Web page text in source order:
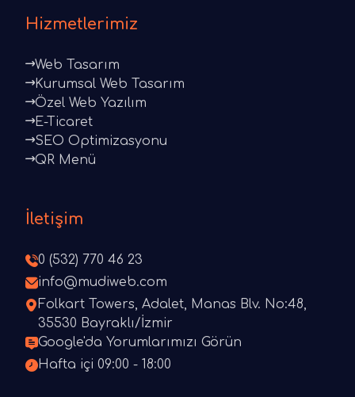
Hizmetlerimiz
Web Tasarım
Kurumsal Web Tasarım
Özel Web Yazılım
E-Ticaret
SEO Optimizasyonu
QR Menü
İletişim
0 (532) 770 46 23
info@mudiweb.com
Folkart Towers, Adalet, Manas Blv. No:48,
35530 Bayraklı/İzmir
Google'da Yorumlarımızı Görün
Hafta içi 09:00 - 18:00